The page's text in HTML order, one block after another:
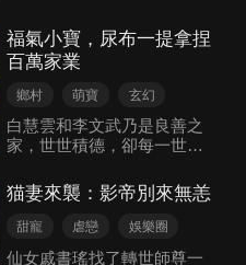
福氣小寶，尿布一提拿捏
百萬家業
鄉村 萌寶
玄幻
逆襲
家庭親情
白慧雲和李文武乃是良善之
家，世世積德，卻每一世都
萌寶福福被天神特意賜福來
到二人身邊，帶著預知能力
幫助其改變命運。 在用心聲
猫妻來襲：影帝別來無恙
甜寵 虐戀
娛樂圈
玄幻
隱藏身份
仙女戚書瑤找了轉世師尊一